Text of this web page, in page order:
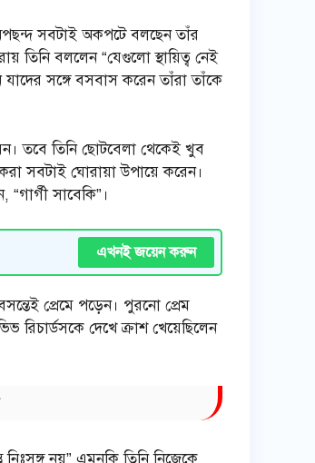
অপছন্দ সবটাই অকপটে বলছেন তাঁর
তিনি বললেন “যেগুলো স্থায়িত্ব নেই
সঙ্গে বসবাস করেন তাঁরা তাঁকে
তবে তিনি ছোটবেলা থেকেই খুব
সবটাই ঘোরায়া উপায়ে করেন।
সাবেকি”।
এখনই জয়েন করুন
প্রেমে পড়েন। পুরনো প্রেম
রিচার্ডসকে দেখে ক্রাশ খেয়েছিলেন
নিঃসঙ্গ নয়” এমনকি তিনি নিজেকে